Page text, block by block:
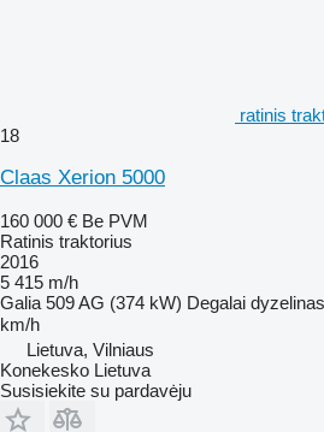
ratinis
18
Claas Xerion 5000
160 000 € Be PVM
Ratinis traktorius
2016
5 415 m/h
Galia 509 AG (374 kW) Degalai dyzelinas
km/h
Lietuva, Vilniaus
Konekesko Lietuva
Susisiekite su pardavėju